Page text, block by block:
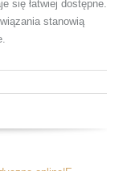
się łatwiej dostępne.
stanowią